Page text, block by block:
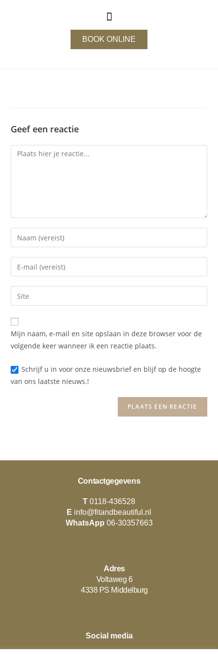
BOOK ONLINE
Geef een reactie
Mijn naam, e-mail en site opslaan in deze browser voor de
volgende keer wanneer ik een reactie plaats.
Schrijf u in voor onze nieuwsbrief en blijf op de hoogte
van ons laatste nieuws.!
Contactgegevens
T 0118-436528
E info@fitandbeautiful.nl
WhatsApp 06-30357663
Adres
Voltaweg 6
4338 PS Middelburg
Social media